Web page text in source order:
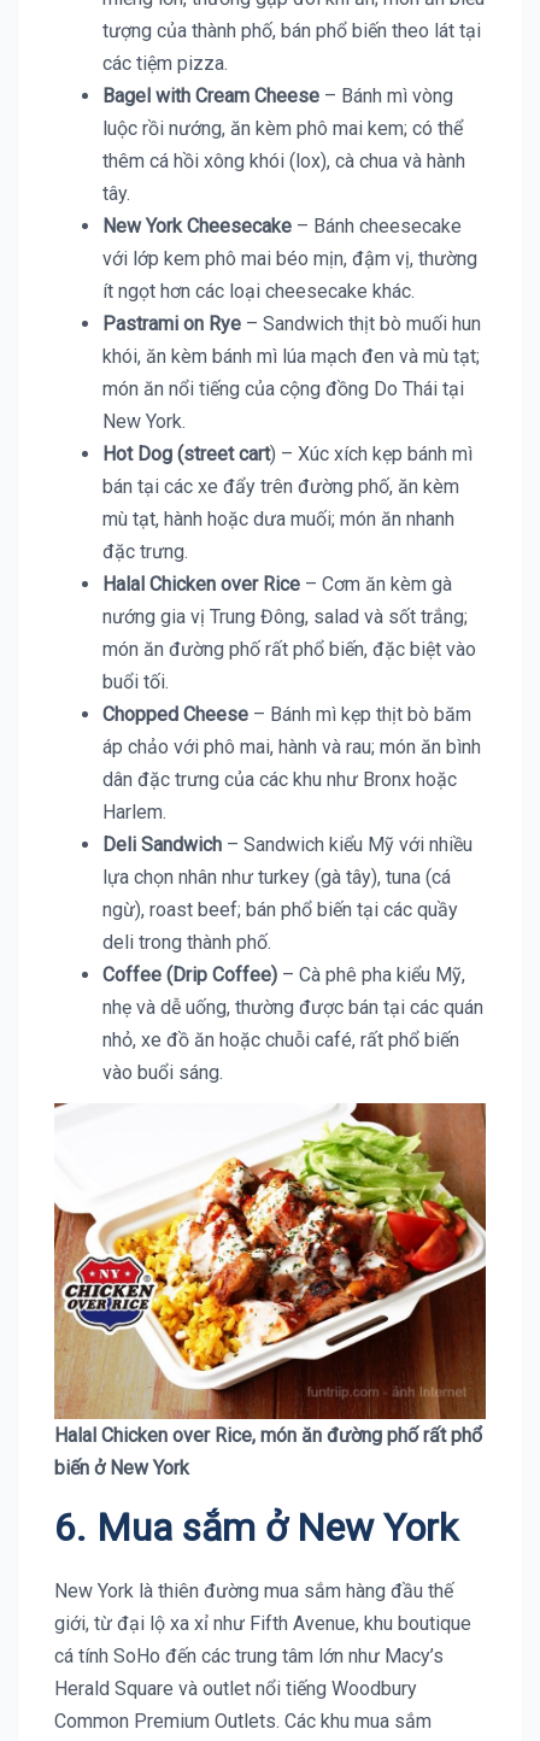
tượng của thành phố, bán phổ biến theo lát tại
các tiệm pizza.
Bagel with Cream Cheese – Bánh mì vòng
luộc rồi nướng, ăn kèm phô mai kem; có thể
thêm cá hồi xông khói (lox), cà chua và hành
tây.
New York Cheesecake – Bánh cheesecake
với lớp kem phô mai béo mịn, đậm vị, thường
ít ngọt hơn các loại cheesecake khác.
Pastrami on Rye – Sandwich thịt bò muối hun
khói, ăn kèm bánh mì lúa mạch đen và mù tạt;
món ăn nổi tiếng của cộng đồng Do Thái tại
New York.
Hot Dog (street cart) – Xúc xích kẹp bánh mì
bán tại các xe đẩy trên đường phố, ăn kèm
mù tạt, hành hoặc dưa muối; món ăn nhanh
đặc trưng.
Halal Chicken over Rice – Cơm ăn kèm gà
nướng gia vị Trung Đông, salad và sốt trắng;
món ăn đường phố rất phổ biến, đặc biệt vào
buổi tối.
Chopped Cheese – Bánh mì kẹp thịt bò băm
áp chảo với phô mai, hành và rau; món ăn bình
dân đặc trưng của các khu như Bronx hoặc
Harlem.
Deli Sandwich – Sandwich kiểu Mỹ với nhiều
lựa chọn nhân như turkey (gà tây), tuna (cá
ngừ), roast beef; bán phổ biến tại các quầy
deli trong thành phố.
Coffee (Drip Coffee) – Cà phê pha kiểu Mỹ,
nhẹ và dễ uống, thường được bán tại các quán
nhỏ, xe đồ ăn hoặc chuỗi café, rất phổ biến
vào buổi sáng.
Halal Chicken over Rice, món ăn đường phố rất phổ
biến ở New York
6. Mua sắm ở New York
New York là thiên đường mua sắm hàng đầu thế
giới, từ đại lộ xa xỉ như Fifth Avenue, khu boutique
cá tính SoHo đến các trung tâm lớn như Macy’s
Herald Square và outlet nổi tiếng Woodbury
Common Premium Outlets. Các khu mua sắm